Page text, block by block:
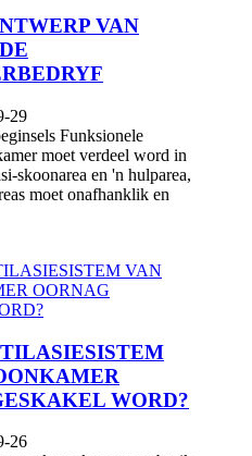
VAN
29
Funksionele
moet verdeel word in
skoonarea en 'n hulparea,
moet onafhanklik en
WORD?
26